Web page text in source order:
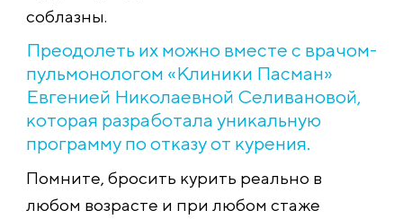
соблазны.
Преодолеть их можно вместе с врачом-
пульмонологом «Клиники Пасман»
Евгенией Николаевной Селивановой,
которая разработала уникальную
программу по отказу от курения.
Помните, бросить курить реально в
любом возрасте и при любом стаже